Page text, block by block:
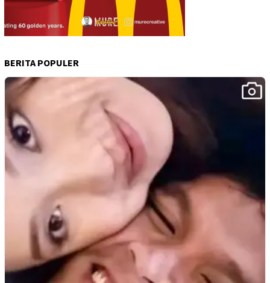
BERITA POPULER